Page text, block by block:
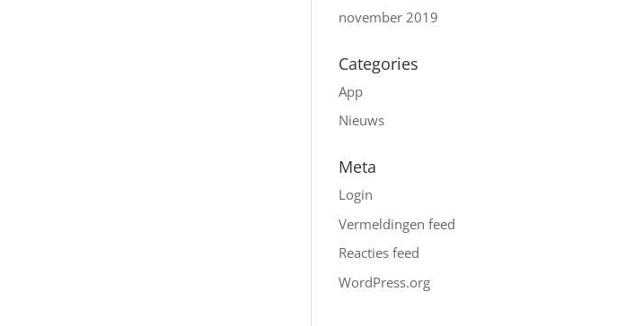
november 2019
Categories
App
Nieuws
Meta
Login
Vermeldingen feed
Reacties feed
WordPress.org